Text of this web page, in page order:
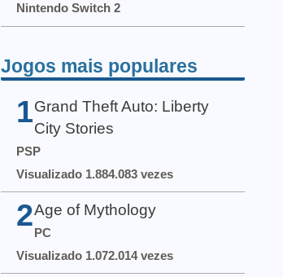
Nintendo Switch 2
Jogos mais populares
1 Grand Theft Auto: Liberty
City Stories
PSP
Visualizado 1.884.083 vezes
2Age of Mythology
PC
Visualizado 1.072.014 vezes